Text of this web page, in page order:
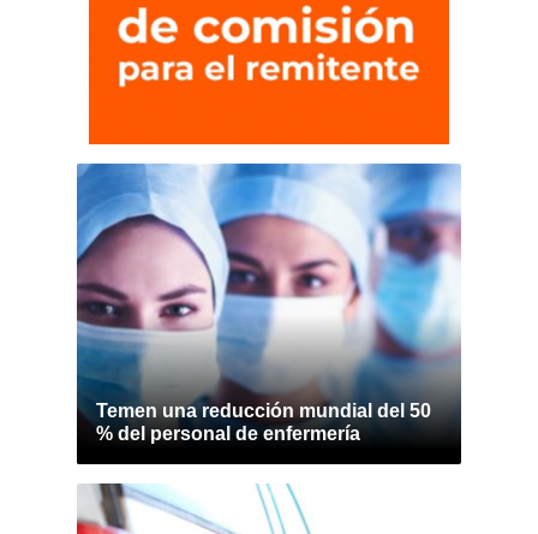
Temen una reducción mundial del 50
% del personal de enfermería